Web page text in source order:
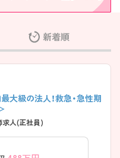
新着順
大級の法人！救急・急性期
人(正社員)